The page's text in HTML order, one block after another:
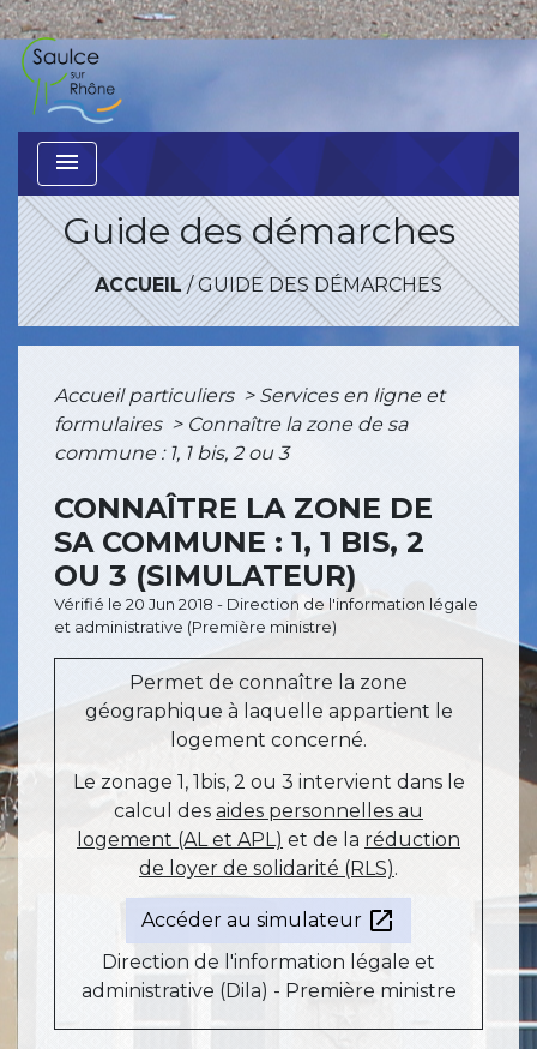
menu
Guide des démarches
ACCUEIL/GUIDE DES DÉMARCHES
Accueil particuliers > Services en ligne et
formulaires > Connaître la zone de sa
commune : 1, 1 bis, 2 ou 3
CONNAÎTRE LA ZONE DE
SA COMMUNE : 1, 1 BIS, 2
OU 3 (SIMULATEUR)
Vérifié le 20 Jun 2018 - Direction de l'information légale
et administrative (Première ministre)
Permet de connaître la zone
géographique à laquelle appartient le
logement concerné.
Le zonage 1, 1bis, 2 ou 3 intervient dans le
calcul des aides personnelles au
logement (AL et APL) et de la réduction
de loyer de solidarité (RLS).
Accéder au simulateur open_in_new
Direction de l'information légale et
administrative (Dila) - Première ministre